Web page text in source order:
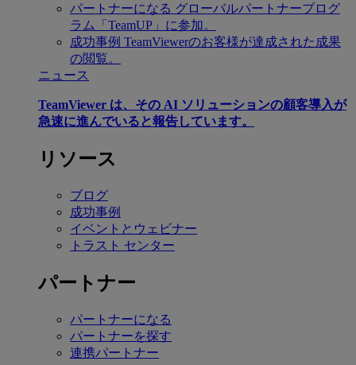
パートナーになる グローバルパートナープログ
ラム「TeamUP」に参加。
成功事例 TeamViewerのお客様が達成された成果
の閲覧。
ニュース
TeamViewer は、その AI ソリューションの顧客導入が
急速に進んでいると報告しています。
リソース
ブログ
成功事例
イベントとウェビナー
トラスト センター
パートナー
パートナーになる
パートナーを探す
連携パートナー